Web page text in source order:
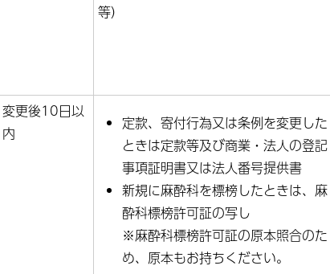
等）
変更後10日以
内
定款、寄付行為又は条例を変更した
ときは定款等及び商業・法人の登記
事項証明書又は法人番号提供書
新規に麻酔科を標榜したときは、麻
酔科標榜許可証の写し
※麻酔科標榜許可証の原本照合のた
め、原本もお持ちください。